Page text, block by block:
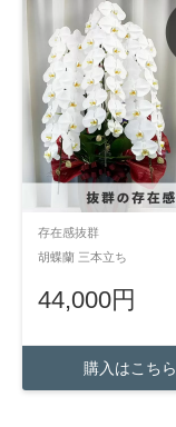
存在感抜群
胡蝶蘭 三本立ち
44,000円
購入はこちら